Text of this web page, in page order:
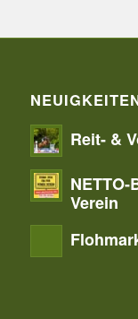
Reit- &
Verein